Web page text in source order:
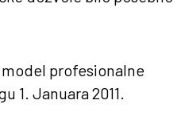
profesionalne
1. Januara 2011.